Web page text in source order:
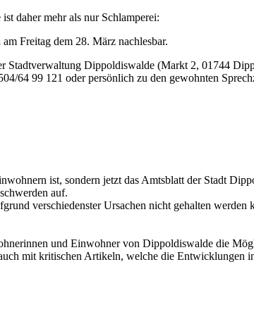
daher mehr als nur Schlamperei:
Freitag dem 28. März nachlesbar.
Stadtverwaltung Dippoldiswalde (Markt 2, 01744
64 99 121 oder persönlich zu den gewohnten
ist, sondern jetzt das Amtsblatt der Stadt
auf.
verschiedenster Ursachen nicht gehalten
und Einwohner von Dippoldiswalde die
mit kritischen Artikeln, welche die Entwicklungen